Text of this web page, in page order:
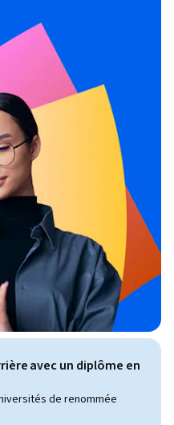
avec un diplôme en
de renommée